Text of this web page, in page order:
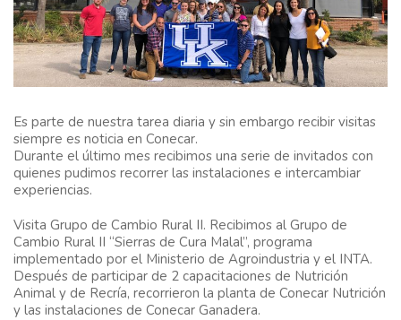
Es parte de nuestra tarea diaria y sin embargo recibir visitas
siempre es noticia en Conecar.
Durante el último mes recibimos una serie de invitados con
quienes pudimos recorrer las instalaciones e intercambiar
experiencias.
Visita Grupo de Cambio Rural II. Recibimos al Grupo de
Cambio Rural II “Sierras de Cura Malal”, programa
implementado por el Ministerio de Agroindustria y el INTA.
Después de participar de 2 capacitaciones de Nutrición
Animal y de Recría, recorrieron la planta de Conecar Nutrición
y las instalaciones de Conecar Ganadera.